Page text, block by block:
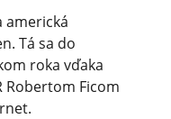
americká
Tá sa do
roka vďaka
Robertom Ficom